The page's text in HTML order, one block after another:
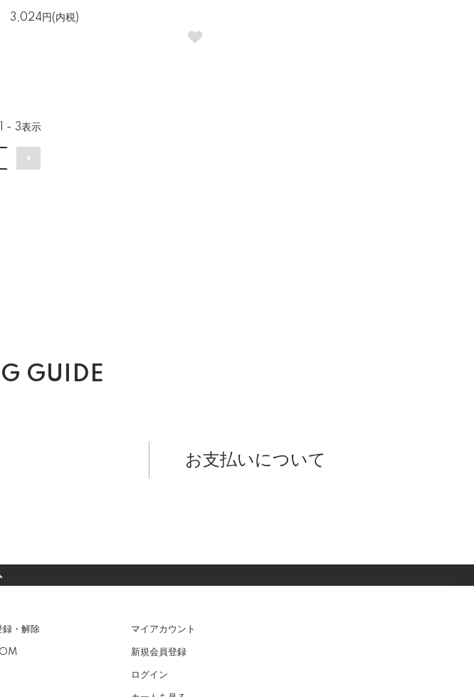
3,024円(内税)
1 - 3表示
GUIDE
お支払いについて
録・解除 マイアカウント
新規会員登録
ログイン